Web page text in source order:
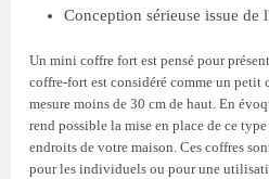
Conception sérieuse issue de
Un mini coffre fort est pensé pour
coffre-fort est considéré comme un petit
mesure moins de 30 cm de haut. En
rend possible la mise en place de ce
endroits de votre maison. Ces coffres
pour les individuels ou pour une